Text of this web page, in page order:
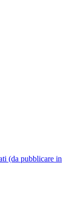
(da pubblicare in